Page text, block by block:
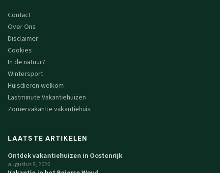
Contact
Over Ons
Disclaimer
Cookies
In de natuur?
Wintersport
Huisdieren welkom
Lastminute Vakantiehuizen
Zomervakantie vakantiehuis
LAATSTE ARTIKELEN
Ontdek vakantiehuizen in Oostenrijk
augustus 8, 2026